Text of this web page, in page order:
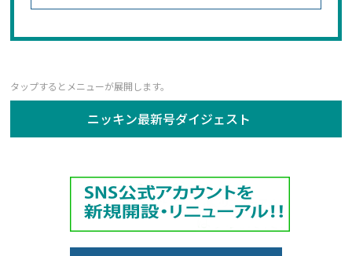
ニッキン最新号ダイジェスト